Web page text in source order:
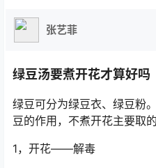
张艺菲
绿豆汤要煮开花才算好吗
绿豆可分为绿豆衣、绿豆粉
豆的作用，不煮开花主要取
1，开花——解毒